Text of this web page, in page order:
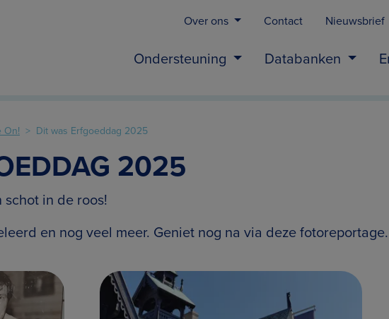
Over ons Contact Nieuwsbrief
Ondersteuning Databanken
On! Dit was Erfgoeddag 2025
2025
in de roos!
en nog veel meer. Geniet nog na via deze fotoreportage.